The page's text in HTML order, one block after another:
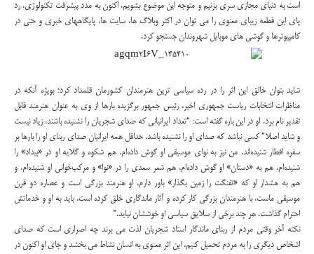
است به دنیای مجازی سری بزنیم و متوجه این موضوع بشویم. اکنون به مدد پیشرفت تکنولوژی، رد
پای این قطعه زیبای معنوی را می توان در اکثر وبلاگ ها، سایت ها، پایگاههای خبری و حتی در
کامپیوترها و گوشی های موبایل شهروندان جستجو کرد.
شاید بتوان خالق این اثر را در رده سیاسی ترین هنرمندان کشورمان قلمداد کرد؛ بویژه آنکه در
مناظرات انتخابات ریاست جمهوری اخیر، رئیس جمهور برگزیده بارها از وی به عنوان هنرمند قابل
تقدیر نام برد. او در این باره گفته است: “تعداد ایرانیانی که صدای شجریان را نشنیده باشند، زیاد نیست
و شاید اصلا” کسی نباشد که صدای او را نشنیده باشد. حداقل همه ایرانیان صدای ربنای او را بارها بر
سفره افطار شنیده‌اند. من نیز به نوای موسیقی او گوش داده‌ام. هم شکوه و گلایه او در «بیداد» را
شنیده‌ام، هم به «دستان» او گوش داده‌ام، هم شعر سعدی را در «نوا» و مرکب‌خوانی او شنیده‌ام، و
هم به هشدار او که «تفنگت را زمین بگذار» باور دارم. او هنرمند بزرگی است و عصاره دو قرن
موسیقی ماست، با هنرمندان بزرگی کار کرده و آثار ماندگاری خلق کرده است. باید به او و خدماتش
احترام گذاشت. هر چند برخی از سلایق سیاسی او خوششان نیاید.”
نکته آخر وقتی مردم از ربنای ماندگار استاد شجریان لذت می برند چه اصراری است که صدای
اشخاص دیگری را به مردم تحمیل کنیم، این اثر معنوی به انسان نشاط می بخشد و جای او اکنون در